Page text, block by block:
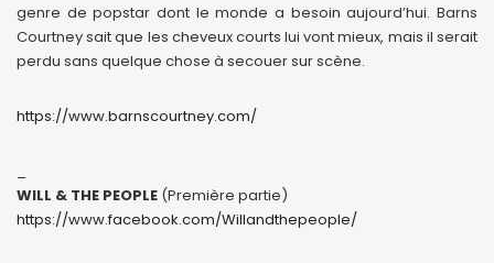
genre de popstar dont le monde a besoin aujourd’hui. Barns
Courtney sait que les cheveux courts lui vont mieux, mais il serait
perdu sans quelque chose à secouer sur scène.
https://www.barnscourtney.com/
WILL & THE PEOPLE (Première partie)
https://www.facebook.com/Willandthepeople/